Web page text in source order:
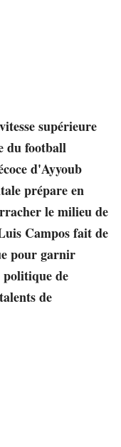
supérieure
du football
d'Ayyoub
prépare en
le milieu de
Campos fait de
pour garnir
de
de